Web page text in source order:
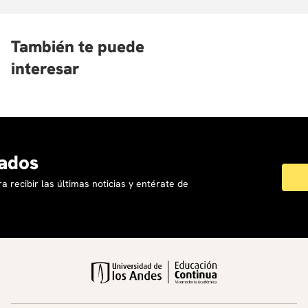
reconocer las diferencias entre las culturas de su país de
origen y la de los países de habla alemana, serán entonces
más conscientes de las particularidades regionales
ya conozcan.
También te puede
interesar
recibir las últimas noticias y entérate de